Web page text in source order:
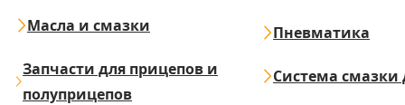
Масла и смазки
Запчасти для прицепов и
полуприцепов
Пневматика
Система смазки